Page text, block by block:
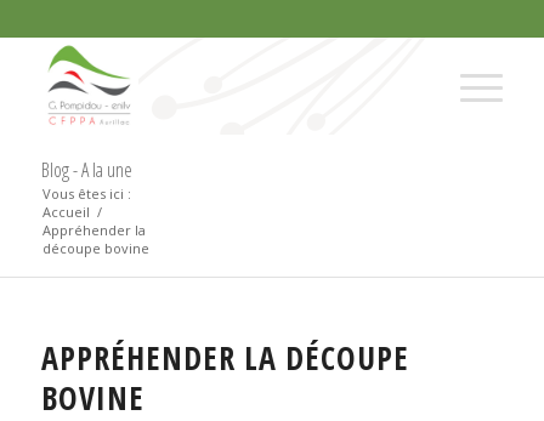
Blog - A la une
Vous êtes ici :
Accueil /
Appréhender la
découpe bovine
APPRÉHENDER LA DÉCOUPE
BOVINE